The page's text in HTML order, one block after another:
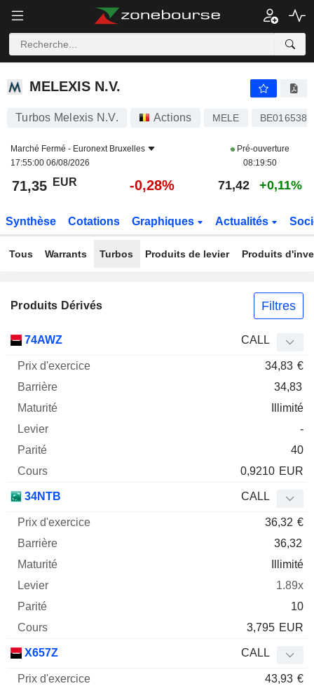
MELEXIS N.V.
MELEXIS N.V.
Turbos Melexis N.V. Actions MELE
Marché Fermé - Euronext Bruxelles
17:55:00 06/08/2026
Pré-ouverture
08:19:50
71,35 EUR -0,28% 71,42 +0,11%
Synthèse Cotations Graphiques Actualités
Tous Warrants Turbos Produits de levier Produits
Produits Dérivés Filtres
Mnemo Type
74AWZ CALL
34,83 €
34,83
Illimité
-
40
0,9210 EUR
34NTB CALL
36,32 €
36,32
Illimité
1.89x
10
3,795 EUR
X657Z CALL
43,93 €